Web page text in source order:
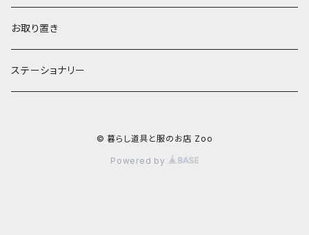
汁椀・丼ぶり
雨傘・日傘
靴・くつした
スローケット
靴
スタイ・エプロン
お取り置き
ステーショナリー
© 暮らし道具と服のお店 Zoo
Powered by